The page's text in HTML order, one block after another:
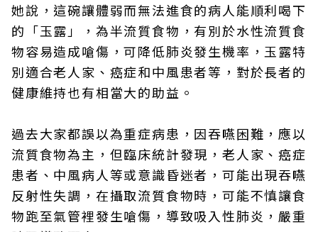
她說，這碗讓體弱而無法進食的病人能順利喝下
的「玉露」，為半流質食物，有別於水性流質食
物容易造成嗆傷，可降低肺炎發生機率，玉露特
別適合老人家、癌症和中風患者等，對於長者的
健康維持也有相當大的助益。
過去大家都誤以為重症病患，因吞嚥困難，應以
流質食物為主，但臨床統計發現，老人家、癌症
患者、中風病人等或意識昏迷者，可能出現吞嚥
反射性失調，在攝取流質食物時，可能不慎讓食
物跑至氣管裡發生嗆傷，導致吸入性肺炎，嚴重